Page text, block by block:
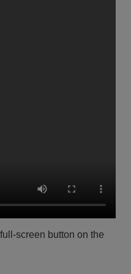
screen button on the